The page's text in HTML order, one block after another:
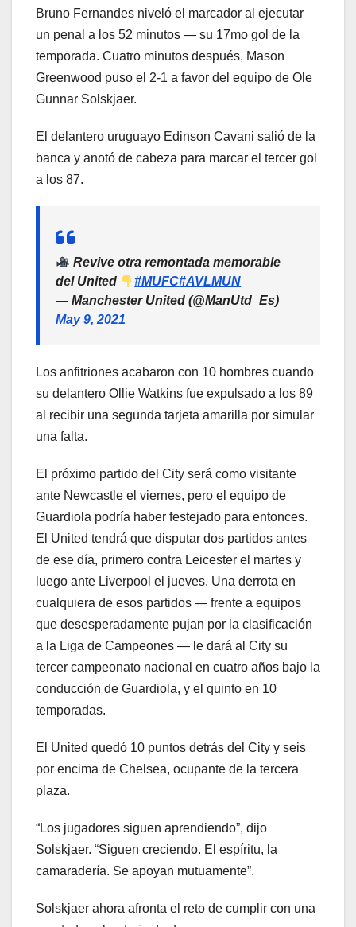
Bruno Fernandes niveló el marcador al ejecutar
un penal a los 52 minutos — su 17mo gol de la
temporada. Cuatro minutos después, Mason
Greenwood puso el 2-1 a favor del equipo de Ole
Gunnar Solskjaer.
El delantero uruguayo Edinson Cavani salió de la
banca y anotó de cabeza para marcar el tercer gol
a los 87.
Revive otra remontada memorable
del United
#MUFC#AVLMUN
— Manchester United (@ManUtd_Es)
May 9, 2021
Los anfitriones acabaron con 10 hombres cuando
su delantero Ollie Watkins fue expulsado a los 89
al recibir una segunda tarjeta amarilla por simular
una falta.
El próximo partido del City será como visitante
ante Newcastle el viernes, pero el equipo de
Guardiola podría haber festejado para entonces.
El United tendrá que disputar dos partidos antes
de ese día, primero contra Leicester el martes y
luego ante Liverpool el jueves. Una derrota en
cualquiera de esos partidos — frente a equipos
que desesperadamente pujan por la clasificación
a la Liga de Campeones — le dará al City su
tercer campeonato nacional en cuatro años bajo la
conducción de Guardiola, y el quinto en 10
temporadas.
El United quedó 10 puntos detrás del City y seis
por encima de Chelsea, ocupante de la tercera
plaza.
“Los jugadores siguen aprendiendo”, dijo
Solskjaer. “Siguen creciendo. El espíritu, la
camaradería. Se apoyan mutuamente”.
Solskjaer ahora afronta el reto de cumplir con una